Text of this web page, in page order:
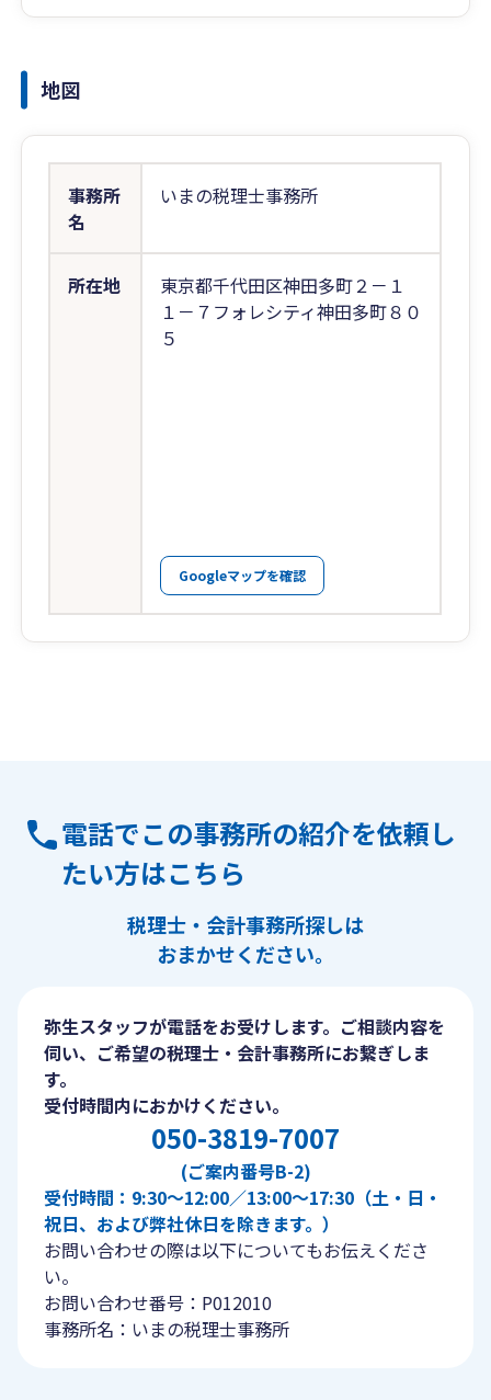
地図
事務所
名
いまの税理士事務所
所在地
東京都千代田区神田多町２－１
１－７フォレシティ神田多町８０
５
Googleマップを確認
電話でこの事務所の紹介を依頼し
たい方はこちら
税理士・会計事務所探しは
おまかせください。
弥生スタッフが電話をお受けします。ご相談内容を
伺い、ご希望の税理士・会計事務所にお繋ぎしま
す。
受付時間内におかけください。
050-3819-7007
(ご案内番号B-2)
受付時間：9:30〜12:00／13:00〜17:30（土・日・
祝日、および弊社休日を除きます。）
お問い合わせの際は以下についてもお伝えくださ
い。
お問い合わせ番号：P012010
事務所名：いまの税理士事務所